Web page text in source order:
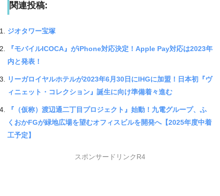
関連投稿:
ジオタワー宝塚
『モバイルICOCA』がiPhone対応決定！Apple Pay対応は2023年
内と発表！
リーガロイヤルホテルが2023年6月30日にIHGに加盟！日本初『ヴ
ィニェット・コレクション』誕生に向け準備着々進む
『（仮称）渡辺通二丁目プロジェクト』始動！九電グループ、ふ
くおかFGが緑地広場を望むオフィスビルを開発へ【2025年度中着
工予定】
スポンサードリンクR4